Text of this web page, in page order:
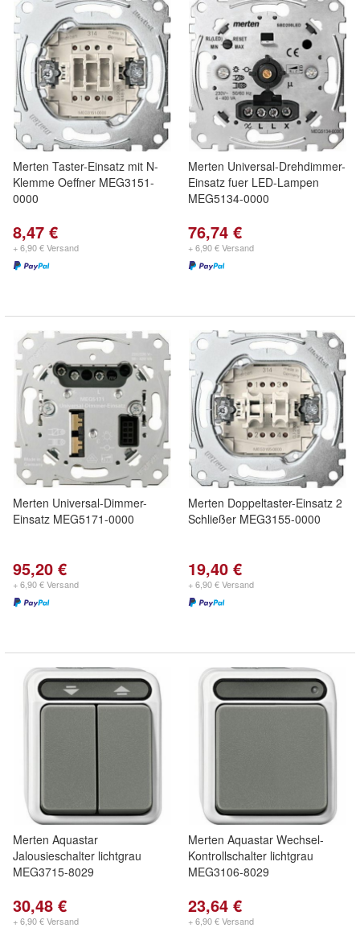
Merten Taster-Einsatz mit N-
Klemme Oeffner MEG3151-
0000
8,47 €
+ 6,90 € Versand
Merten Universal-Drehdimmer-
Einsatz fuer LED-Lampen
MEG5134-0000
76,74 €
+ 6,90 € Versand
Merten Universal-Dimmer-
Einsatz MEG5171-0000
95,20 €
+ 6,90 € Versand
Merten Doppeltaster-Einsatz 2
Schließer MEG3155-0000
19,40 €
+ 6,90 € Versand
Merten Aquastar
Jalousieschalter lichtgrau
MEG3715-8029
30,48 €
+ 6,90 € Versand
Merten Aquastar Wechsel-
Kontrollschalter lichtgrau
MEG3106-8029
23,64 €
+ 6,90 € Versand